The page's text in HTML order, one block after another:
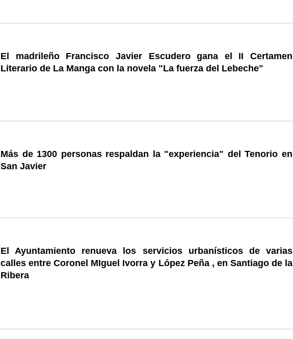
El madrileño Francisco Javier Escudero gana el II Certamen
Literario de La Manga con la novela "La fuerza del Lebeche"
Más de 1300 personas respaldan la "experiencia" del Tenorio en
San Javier
El Ayuntamiento renueva los servicios urbanísticos de varias
calles entre Coronel MIguel Ivorra y López Peña , en Santiago de la
Ribera